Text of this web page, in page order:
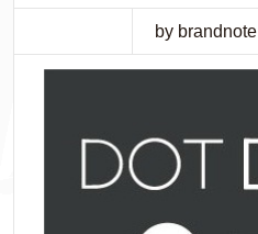
by brandnote